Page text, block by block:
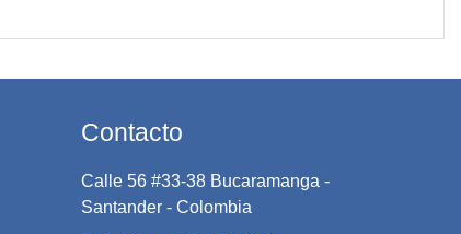
Contacto
Calle 56 #33-38 Bucaramanga -
Santander - Colombia